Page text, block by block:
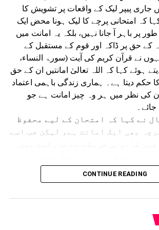
پیپر لیک کے واقعات پر تشویش کا
کہ امتحانی پرچے کا لیک ہونا محض ایک
پر باہر آ جانا نہیں، بلکہ یہ امانت میں
کے حق پر ڈاکہ اور قوم کے مستقبل کے
نے قرآن کریم کی آیت (سورۃ النساء،
دیتے ہوئے کہا کہ اللہ تعالیٰ امانتیں ان کے حق
حکم دیتا ہے۔ ہماری زندگی باہمی اعتماد
کی نظر میں ہر وہ چیز امانت ہے جو
نے کہا کہ امتحان کے لیے محفوظ
بھی ایک امانت ہے، لیکن جب اسے
امانت بھی لیک ہو جاتی ہے۔
کوئی بھی امتحان صرف طلبہ کا
لیک کا سب سے زیادہ نقصان ان
CONTINUE READING